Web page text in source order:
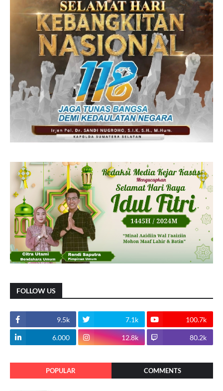
FOLLOW US
9.5k 7.1k 100.7k
6.000 12.8k 80.2k
POPULAR COMMENTS